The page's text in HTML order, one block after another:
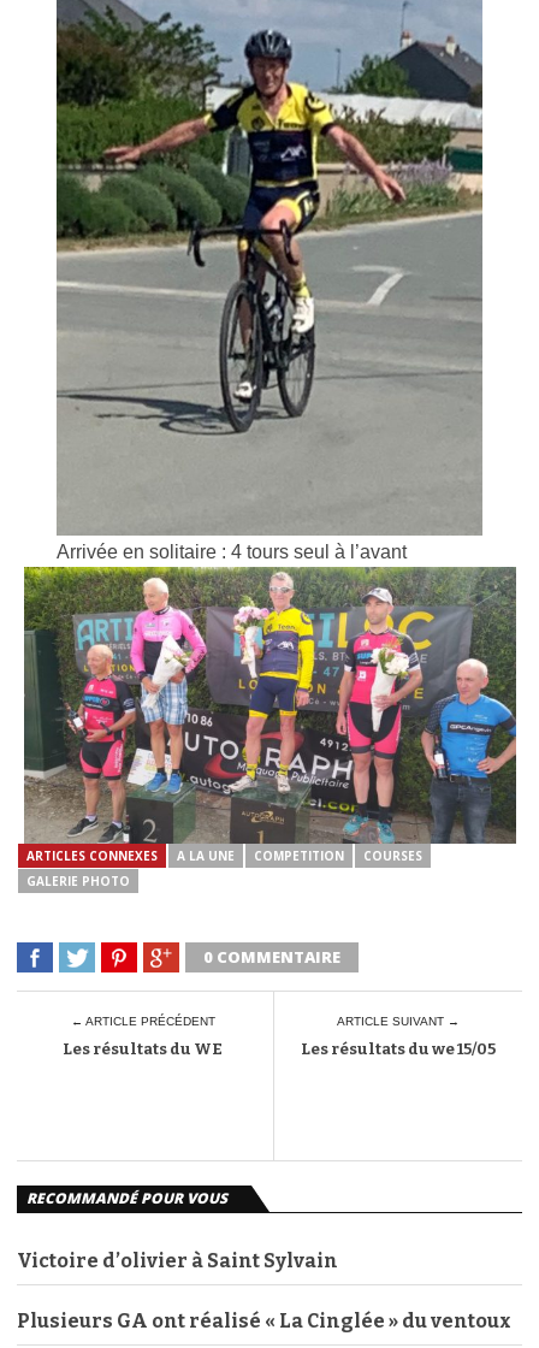
Arrivée en solitaire : 4 tours seul à l’avant
ARTICLES CONNEXES A LA UNE COMPETITION
COURSES
GALERIE PHOTO
0 COMMENTAIRE
← ARTICLE PRÉCÉDENT
Les résultats du WE
ARTICLE SUIVANT →
Les résultats du we 15/05
RECOMMANDÉ POUR VOUS
Victoire d’olivier à Saint Sylvain
Plusieurs GA ont réalisé « La Cinglée » du ventoux